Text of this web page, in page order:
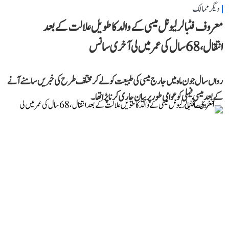
دیگر ممالک
معروف فٹبالر لیونل میسی کے والد کا طویل علالت کے بعد
انتقال، 68 سال کی عمر میں لی آخری سانس
رواں سال جون ماہ میں جارج میسی کی طبیعت کو لے کر مختلف طرح کی خبریں سامنے آنے
کے بعد میسی فیملی کو عوامی طور پر بیان جاری کرنا پڑا تھا۔